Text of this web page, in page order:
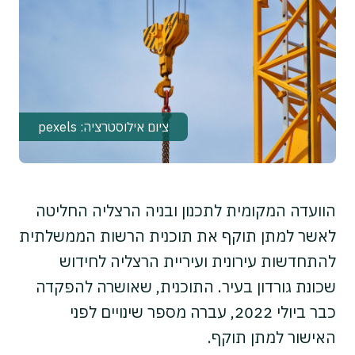
ציום אילוסטרציה: pexels
הוועדה המקומית לתכנון ובניה הרצליה החליטה
לאשר למתן תוקף את תוכנית הרשות הממשלתית
להתחדשות עירונית ועיריית הרצליה לחידוש
שכונת גורדון בעיר. התוכנית, שאושרה להפקדה
כבר ביולי 2022, עברה מספר שינויים לפני
האישור למתן תוקף.